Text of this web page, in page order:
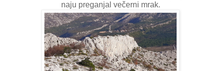
naju preganjal večerni mrak.